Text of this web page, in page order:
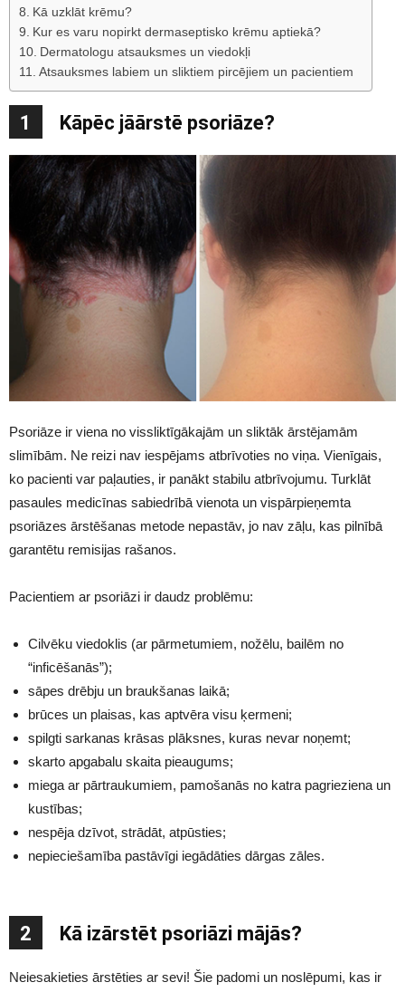
Kā uzklāt krēmu?
Kur es varu nopirkt dermaseptisko krēmu aptiekā?
Dermatologu atsauksmes un viedokļi
Atsauksmes labiem un sliktiem pircējiem un pacientiem
1 Kāpēc jāārstē psoriāze?
Psoriāze ir viena no vissliktīgākajām un sliktāk ārstējamām
slimībām. Ne reizi nav iespējams atbrīvoties no viņa. Vienīgais,
ko pacienti var paļauties, ir panākt stabilu atbrīvojumu. Turklāt
pasaules medicīnas sabiedrībā vienota un vispārpieņemta
psoriāzes ārstēšanas metode nepastāv, jo nav zāļu, kas pilnībā
garantētu remisijas rašanos.
Pacientiem ar psoriāzi ir daudz problēmu:
Cilvēku viedoklis (ar pārmetumiem, nožēlu, bailēm no
“inficēšanās”);
sāpes drēbju un braukšanas laikā;
brūces un plaisas, kas aptvēra visu ķermeni;
spilgti sarkanas krāsas plāksnes, kuras nevar noņemt;
skarto apgabalu skaita pieaugums;
miega ar pārtraukumiem, pamošanās no katra pagrieziena un
kustības;
nespēja dzīvot, strādāt, atpūsties;
nepieciešamība pastāvīgi iegādāties dārgas zāles.
2 Kā izārstēt psoriāzi mājās?
Neiesakieties ārstēties ar sevi! Šie padomi un noslēpumi, kas ir